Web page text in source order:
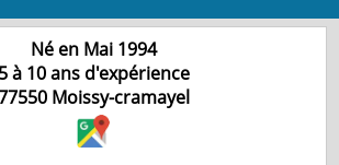
Né en Mai 1994
5 à 10 ans d'expérience
Moissy-cramayel